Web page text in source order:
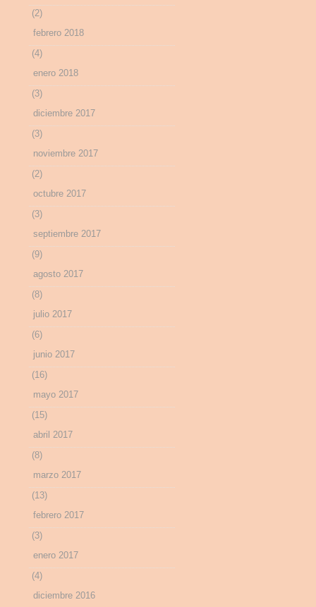
(2)
febrero 2018
(4)
enero 2018
(3)
diciembre 2017
(3)
noviembre 2017
(2)
octubre 2017
(3)
septiembre 2017
(9)
agosto 2017
(8)
julio 2017
(6)
junio 2017
(16)
mayo 2017
(15)
abril 2017
(8)
marzo 2017
(13)
febrero 2017
(3)
enero 2017
(4)
diciembre 2016